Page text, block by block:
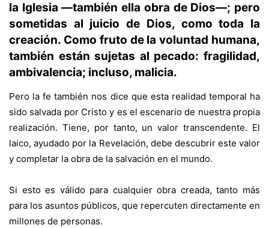
la Iglesia —tam­bién ella obra de Dios—; pero
sometidas al juicio de Dios, como toda la
crea­ción. Como fruto de la voluntad humana,
también están sujetas al pecado: fragilidad,
ambivalencia; incluso, malicia.
Pero la fe también nos dice que esta realidad temporal ha
sido salvada por Cristo y es el escenario de nuestra propia
realización. Tiene, por tanto, un valor transcendente. El
laico, ayudado por la Revelación, de­be descubrir este valor
y completar la obra de la salvación en el mundo.
Si esto es válido para cualquier obra creada, tanto más
para los asuntos pú­blicos, que repercuten directamente en
millones de personas.